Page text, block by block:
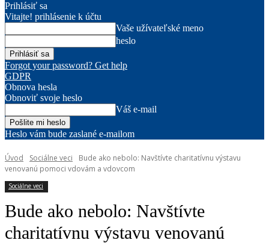
Prihlásiť sa
Vitajte! prihlásenie k účtu
Vaše užívateľské meno
heslo
Forgot your password? Get help
GDPR
Obnova hesla
Obnoviť svoje heslo
Váš e-mail
Heslo vám bude zaslané e-mailom
Úvod Sociálne veci
Bude ako nebolo: Navštívte charitatívnu výstavu
venovanú pomoci vdovám a vdovcom
Sociálne veci
Bude ako nebolo: Navštívte
charitatívnu výstavu venovanú